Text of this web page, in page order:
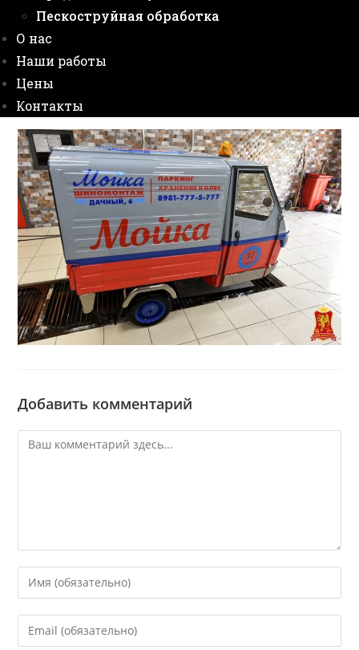
Пескоструйная обработка
О нас
Наши работы
Цены
Контакты
Добавить комментарий
Комментарий
Введите
свое
имя
или
Введите
свой